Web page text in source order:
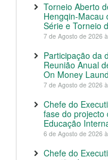
Torneio Aberto
Hengqin-Macau
Série e Torneio
7 de Agosto de 2026
Participação da
Reunião Anual
On Money
7 de Agosto de 2026
Chefe do
fase do projecto
Educação
6 de Agosto de 2026
Chefe do